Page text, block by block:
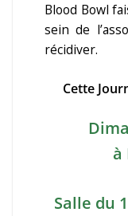
Blood Bowl
sein de
récidiver.
Cette
à
Salle du